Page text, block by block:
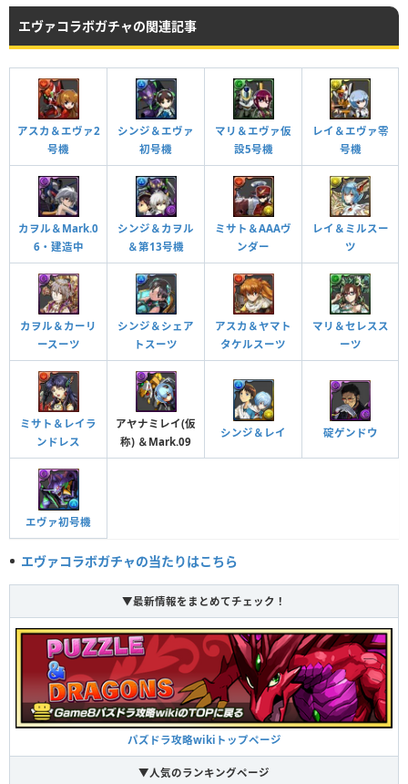
Lv99 1195 562 206
HP 攻撃力 回復力
Lv99 2185 1057 503
つけられる潜在キラー
綾波レイならどうするの？ ターン数：16→10
最上段横1列を闇ドロップに変化。2ターンの間、受けるダメージを半減。
回復とマシンタイプのHPと攻撃力が2倍。闇を6個以上つなげて消すと攻撃力
が5倍、回復力は2倍。
エヴァコラボガチャの関連記事
アスカ＆エヴァ2
号機
シンジ＆エヴァ
初号機
マリ＆エヴァ仮
設5号機
レイ＆エヴァ零
号機
カヲル＆Mark.0
6・建造中
シンジ＆カヲル
＆第13号機
ミサト＆AAAヴ
ンダー
レイ＆ミルスー
ツ
カヲル＆カーリ
ースーツ
シンジ＆シェア
トスーツ
アスカ＆ヤマト
タケルスーツ
マリ＆セレスス
ーツ
ミサト＆レイラ
ンドレス
アヤナミレイ(仮
称) ＆Mark.09
シンジ＆レイ 碇ゲンドウ
エヴァ初号機
エヴァコラボガチャの当たりはこちら
▼最新情報をまとめてチェック！
パズドラ攻略wikiトップページ
▼人気のランキングページ